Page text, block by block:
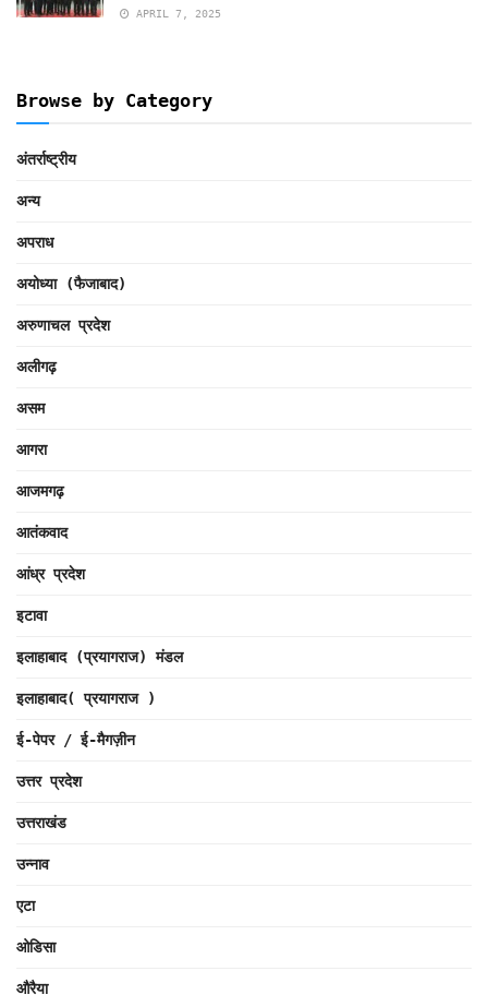
APRIL 7, 2025
Browse by Category
अंतर्राष्ट्रीय
अन्य
अपराध
अयोध्या (फैजाबाद)
अरुणाचल प्रदेश
अलीगढ़
असम
आगरा
आजमगढ़
आतंकवाद
आंध्र प्रदेश
इटावा
इलाहाबाद (प्रयागराज) मंडल
इलाहाबाद( प्रयागराज )
ई-पेपर / ई-मैगज़ीन
उत्तर प्रदेश
उत्तराखंड
उन्नाव
एटा
ओडिसा
औरैया